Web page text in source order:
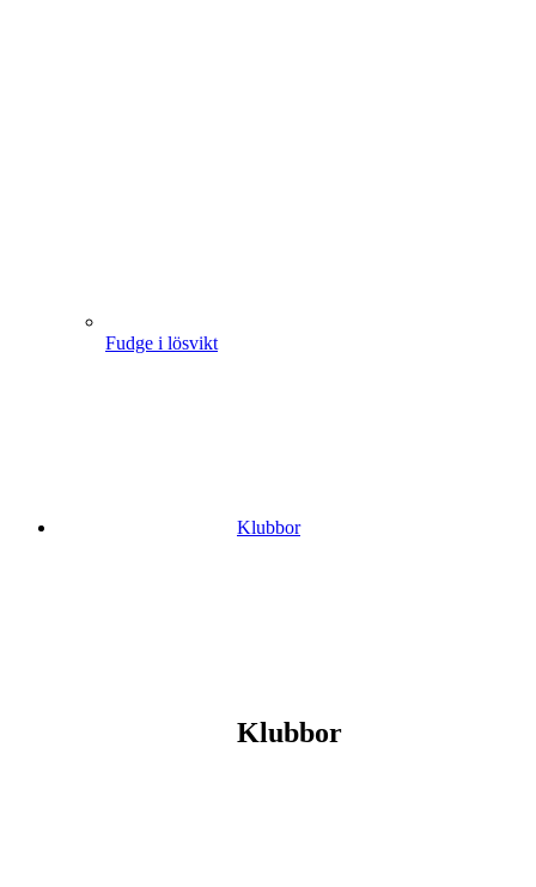
Fudge i lösvikt
Klubbor
Klubbor